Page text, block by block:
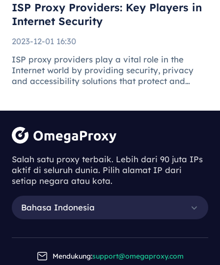
ISP Proxy Providers: Key Players in
Internet Security
2023-12-01 16:30
ISP proxy providers play a vital role in the
Internet world by providing security, privacy
and accessibility solutions that protect and
Understanding
the Process of
Downloading
Proxy Servers
oading Proxy Servers
Salah satu proxy terbaik. Lebih dari 90 juta IPs
aktif di seluruh dunia. Pilih alamat IP dari
setiap negara atau kota.
Bahasa Indonesia
Mendukung:support@omegaproxy.com